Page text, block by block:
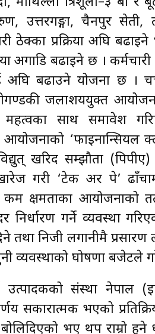
उत्तरगङ्गा, चैनपुर सेती,
ठेक्का प्रक्रिया अघि
अगाडि बढाइने छ ।
अघि बढाउने योजना छ ।
जलाशययुक्त
महत्वका साथ समावेश
‘फाइनान्सियल
खरिद सम्झौता
गरी ‘टेक अर पे’
कम क्षमताका आयोजनाको
निर्धारण गर्ने व्यवस्था
तथा निजी लगानीमै
व्यवस्थाको घोषणा बजेटले
उत्पादकको संस्था नेपाल
सकारात्मक भएको
भए थप राम्रो